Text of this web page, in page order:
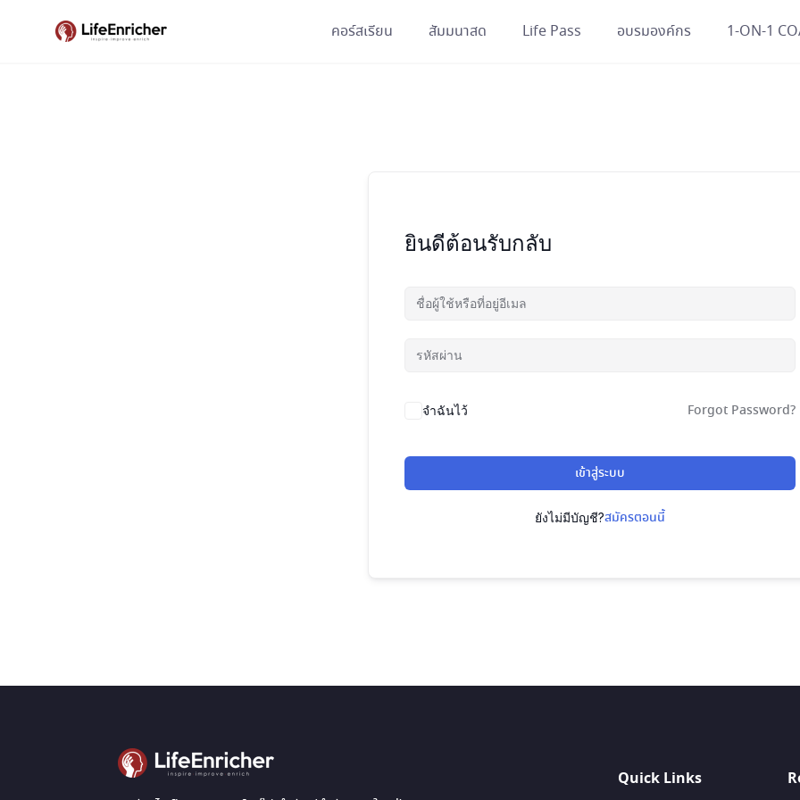
คอร์สเรียน สัมมนาสด Life Pass อบรมองค์กร 1-ON-1
ยินดีต้อนรับกลับ
จำฉันไว้ Forgot Password?
เข้าสู่ระบบ
ยังไม่มีบัญชี?สมัครตอนนี้
Quick Links